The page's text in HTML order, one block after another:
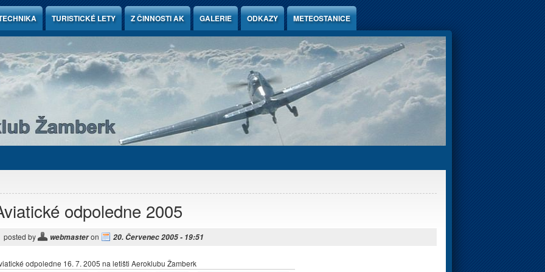
TURISTICKÉ LETY Z ČINNOSTI AK GALERIE ODKAZY METEOSTANICE
odpoledne 2005
posted by webmasteron 20. Červenec 2005 - 19:51
odpoledne 16. 7. 2005 na letišti Aeroklubu Žamberk